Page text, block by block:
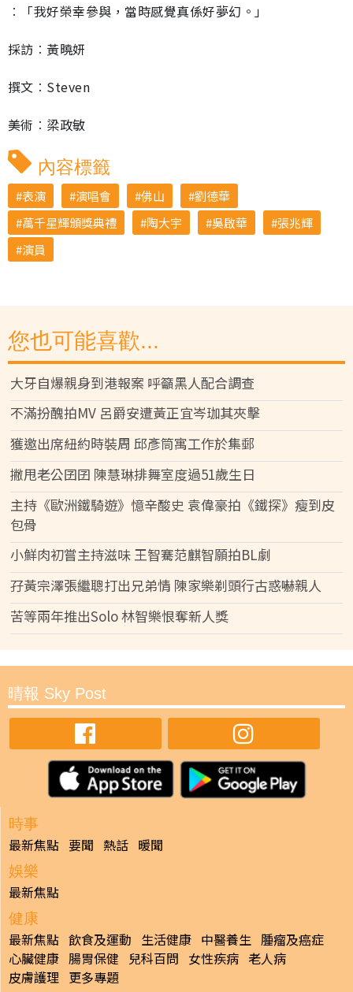
︰「我好榮幸參與，當時感覺真係好夢幻。」
採訪︰黃曉妍
撰文︰Steven
美術︰梁政敏
內容標籤
表演 演唱會 佛山
劉德華
萬千星輝頒獎典禮
陶大宇 吳啟華
張兆輝
演員
您也可能喜歡...
大牙自爆親身到港報案 呼籲黑人配合調查
不滿扮醜拍MV 呂爵安遭黃正宜岑珈其夾擊
獲邀出席紐約時裝周 邱彥筒寓工作於集郵
撇甩老公囝囝 陳慧琳排舞室度過51歲生日
主持《歐洲鐵騎遊》憶辛酸史 袁偉豪拍《鐵探》瘦到皮
包骨
小鮮肉初嘗主持滋味 王智騫范麒智願拍BL劇
孖黃宗澤張繼聰打出兄弟情 陳家樂剃頭行古惑嚇親人
苦等兩年推出Solo 林智樂恨奪新人獎
晴報 Sky Post
時事
最新焦點 要聞 熱話 暖聞
娛樂
最新焦點
健康
最新焦點 飲食及運動 生活健康 中醫養生 腫瘤及癌症
心臟健康 腸胃保健 兒科百問 女性疾病 老人病
皮膚護理 更多專題